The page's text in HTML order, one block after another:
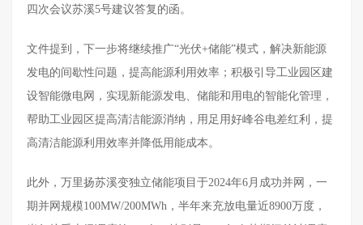
四次会议苏溪5号建议答复的函。
文件提到，下一步将继续推广“光伏+储能”模式，解决新能源
发电的间歇性问题，提高能源利用效率；积极引导工业园区建
设智能微电网，实现新能源发电、储能和用电的智能化管理，
帮助工业园区提高清洁能源消纳，用足用好峰谷电差红利，提
高清洁能源利用效率并降低用能成本。
此外，万里扬苏溪变独立储能项目于2024年6月成功并网，一
期并网规模100MW/200MWh，半年来充放电量近8900万度，